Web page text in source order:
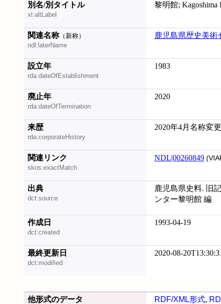
別名/別タイトル
xl:altLabel
黎明館; Kagoshima
関連名称（新称）
ndl:laterName
鹿児島県歴史美術
設立年
rda:dateOfEstablishment
1983
廃止年
rda:dateOfTermination
2020
来歴
rda:corporateHistory
2020年4月名称変更
関連リンク
skos:exactMatch
NDL|00260849
出典
dct:source
鹿児島県史料. 旧
ンター黎明館 編
作成日
dct:created
1993-04-19
最終更新日
dct:modified
2020-08-
他形式のデータ RDF/XML形式,